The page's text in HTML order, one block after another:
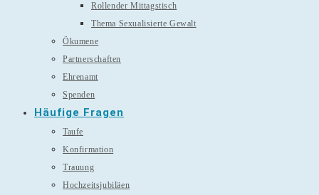
Rollender Mittagstisch
Thema Sexualisierte Gewalt
Ökumene
Partnerschaften
Ehrenamt
Spenden
Häufige Fragen
Taufe
Konfirmation
Trauung
Hochzeitsjubiläen